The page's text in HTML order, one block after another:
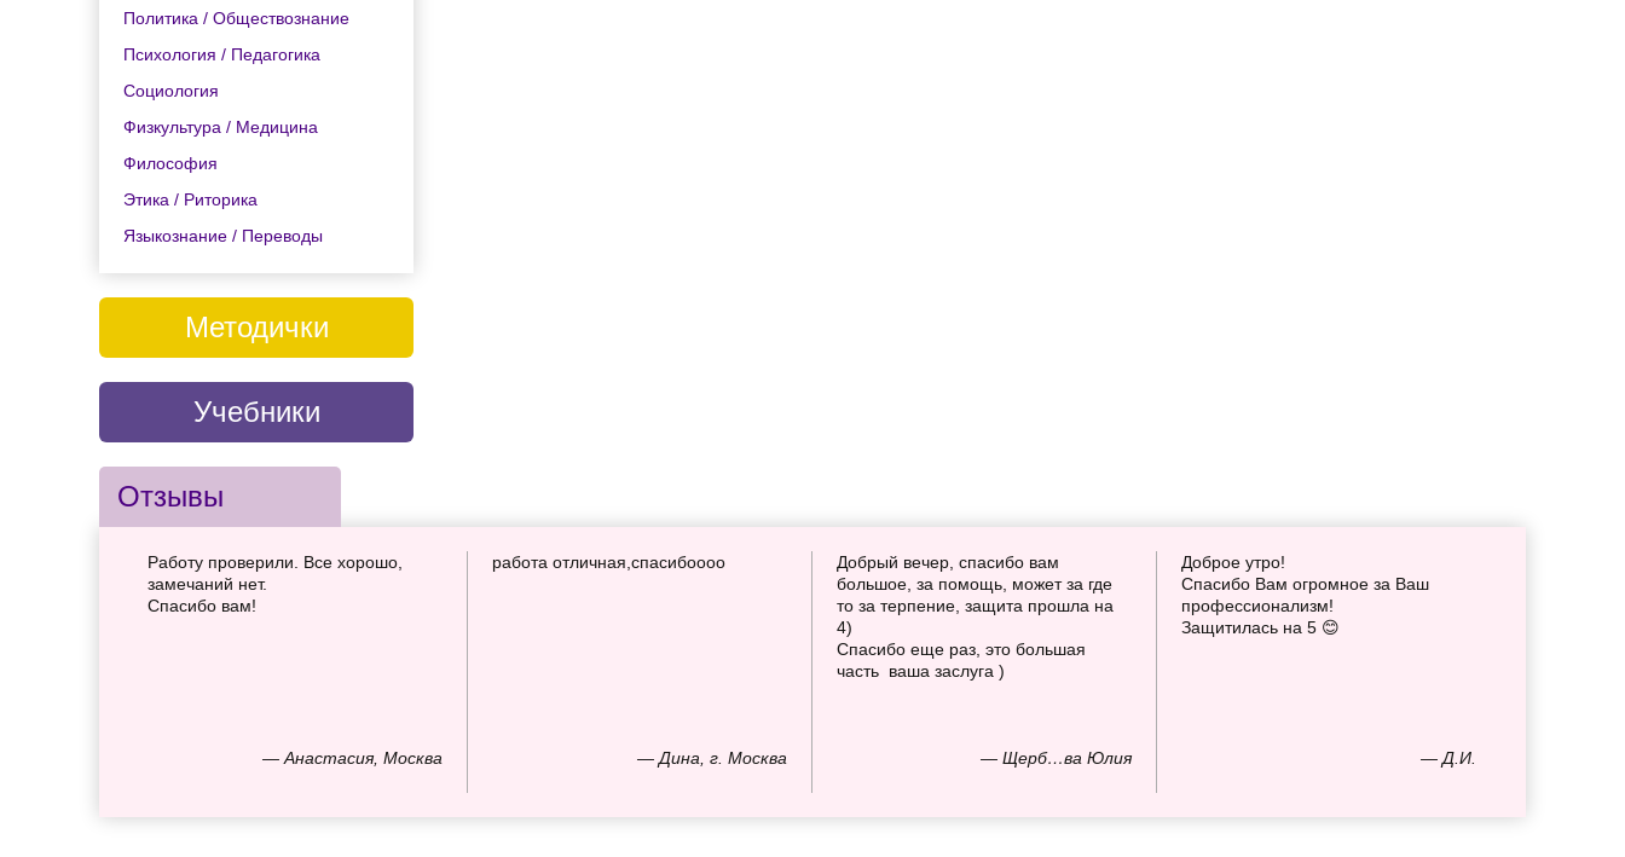
Политика / Обществознание
Психология / Педагогика
Социология
Физкультура / Медицина
Философия
Этика / Риторика
Языкознание / Переводы
Методички
Учебники
Отзывы
— Анастасия, Москва
Работу проверили. Все хорошо,
замечаний нет.
Спасибо вам!
— Дина, г. Москва
работа отличная,спасибоооо
— Щерб…ва Юлия
Добрый вечер, спасибо вам
большое, за помощь, может за где
то за терпение, защита прошла на
4)
Спасибо еще раз, это большая
часть ваша заслуга )
— Д.И.
Доброе утро!
Спасибо Вам огромное за Ваш
профессионализм!
Защитилась на 5 😊